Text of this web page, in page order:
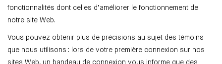
fonctionnalités dont celles d’améliorer le fonctionnement de
notre site Web.
Vous pouvez obtenir plus de précisions au sujet des témoins
que nous utilisons : lors de votre première connexion sur nos